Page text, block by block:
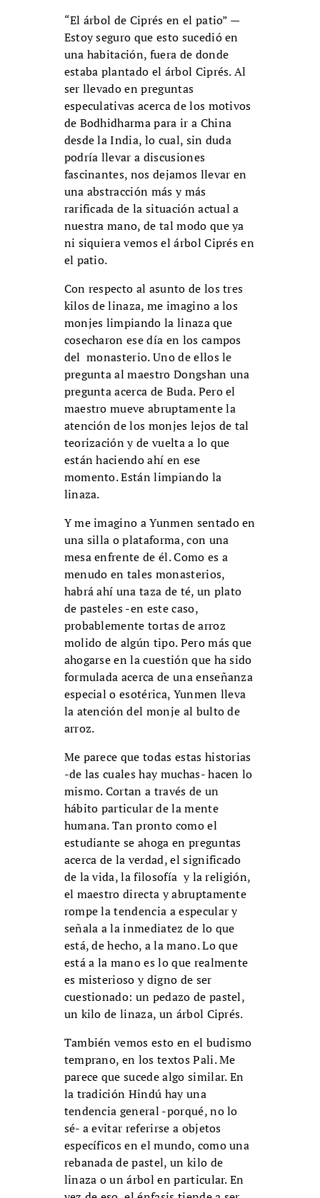
“El árbol de Ciprés en el patio” —
Estoy seguro que esto sucedió en
una habitación, fuera de donde
estaba plantado el árbol Ciprés. Al
ser llevado en preguntas
especulativas acerca de los motivos
de Bodhidharma para ir a China
desde la India, lo cual, sin duda
podría llevar a discusiones
fascinantes, nos dejamos llevar en
una abstracción más y más
rarificada de la situación actual a
nuestra mano, de tal modo que ya
ni siquiera vemos el árbol Ciprés en
el patio.
Con respecto al asunto de los tres
kilos de linaza, me imagino a los
monjes limpiando la linaza que
cosecharon ese día en los campos
del monasterio. Uno de ellos le
pregunta al maestro Dongshan una
pregunta acerca de Buda. Pero el
maestro mueve abruptamente la
atención de los monjes lejos de tal
teorización y de vuelta a lo que
están haciendo ahí en ese
momento. Están limpiando la
linaza.
Y me imagino a Yunmen sentado en
una silla o plataforma, con una
mesa enfrente de él. Como es a
menudo en tales monasterios,
habrá ahí una taza de té, un plato
de pasteles -en este caso,
probablemente tortas de arroz
molido de algún tipo. Pero más que
ahogarse en la cuestión que ha sido
formulada acerca de una enseñanza
especial o esotérica, Yunmen lleva
la atención del monje al bulto de
arroz.
Me parece que todas estas historias
-de las cuales hay muchas- hacen lo
mismo. Cortan a través de un
hábito particular de la mente
humana. Tan pronto como el
estudiante se ahoga en preguntas
acerca de la verdad, el significado
de la vida, la filosofía y la religión,
el maestro directa y abruptamente
rompe la tendencia a especular y
señala a la inmediatez de lo que
está, de hecho, a la mano. Lo que
está a la mano es lo que realmente
es misterioso y digno de ser
cuestionado: un pedazo de pastel,
un kilo de linaza, un árbol Ciprés.
También vemos esto en el budismo
temprano, en los textos Pali. Me
parece que sucede algo similar. En
la tradición Hindú hay una
tendencia general -porqué, no lo
sé- a evitar referirse a objetos
específicos en el mundo, como una
rebanada de pastel, un kilo de
linaza o un árbol en particular. En